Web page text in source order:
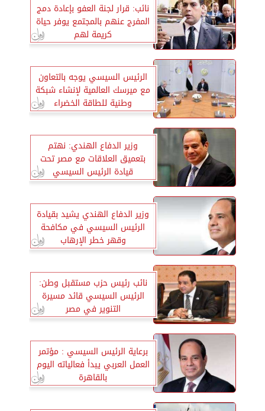
نائب: قرار لجنة العفو بإعادة دمج
المفرج عنهم بالمجتمع يوفر حياة
كريمة لهم
الرئيس السيسي يوجه بالتعاون
مع ميرسك العالمية لإنشاء شبكة
وطنية للطاقة الخضراء
وزير الدفاع الهندي: نهتم
بتعميق العلاقات مع مصر تحت
قيادة الرئيس السيسي
وزير الدفاع الهندي يشيد بقيادة
الرئيس السيسي في مكافحة
وقهر خطر الإرهاب
نائب رئيس حزب مستقبل وطن:
الرئيس السيسي قائد مسيرة
التنوير في مصر
برعاية الرئيس السيسي : مؤتمر
العمل العربي يبدأ فعالياته اليوم
بالقاهرة